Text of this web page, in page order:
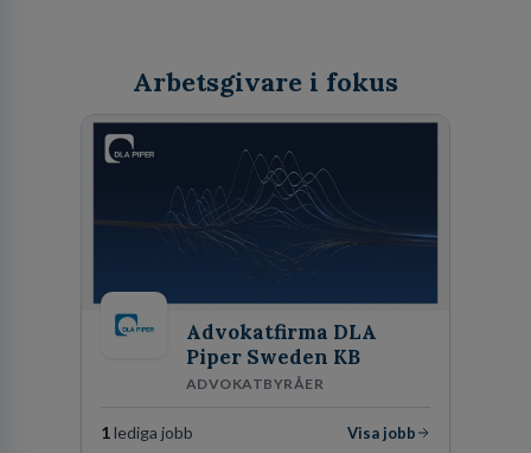
Arbetsgivare i fokus
Advokatfirma DLA
Piper Sweden KB
ADVOKATBYRÅER
1lediga jobb
Visa jobb